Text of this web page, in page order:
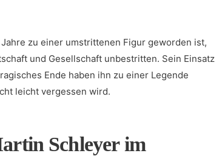
zu einer umstrittenen⁢ Figur geworden ist,
‍und ‍Gesellschaft unbestritten. Sein Einsatz
Ende⁤ haben ihn zu⁤ einer Legende
⁢leicht vergessen wird.
Schleyer im